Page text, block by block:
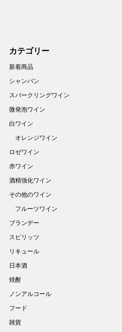
カテゴリー
新着商品
シャンパン
スパークリングワイン
微発泡ワイン
白ワイン
オレンジワイン
ロゼワイン
赤ワイン
酒精強化ワイン
その他のワイン
フルーツワイン
ブランデー
スピリッツ
リキュール
日本酒
焼酎
ノンアルコール
フード
雑貨